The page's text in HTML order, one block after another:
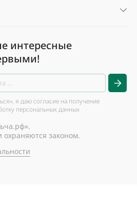
интересные
я даю согласие на получение
персональных данных
законом.